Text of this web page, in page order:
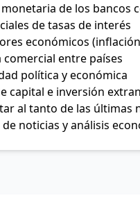
de los bancos
de tasas de interés
económicos
comercial entre países
política y económica
capital e inversión
al tanto de las
noticias y análisis